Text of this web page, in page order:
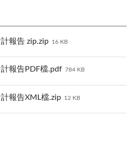
報告 zip.zip 16 KB
報告PDF檔.pdf 784 KB
報告XML檔.zip 12 KB